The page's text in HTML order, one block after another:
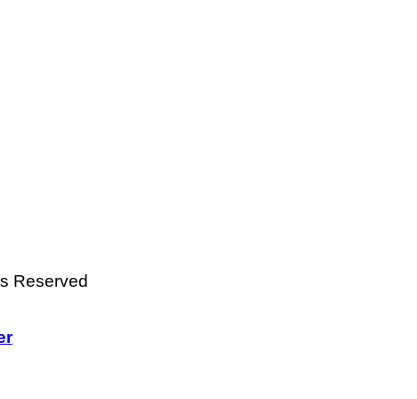
Reserved